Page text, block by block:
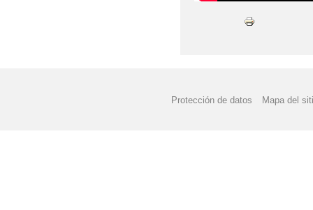
Protección de datos Mapa del